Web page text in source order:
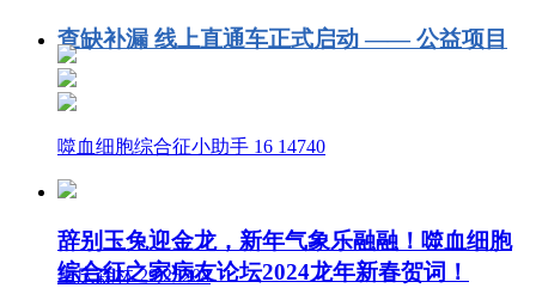
查缺补漏 线上直通车正式启动 —— 公益项目
噬血细胞综合征小助手 16 14740
辞别玉兔迎金龙，新年气象乐融融！噬血细胞
综合征之家病友论坛2024龙年新春贺词！
重庆森林 29 25204